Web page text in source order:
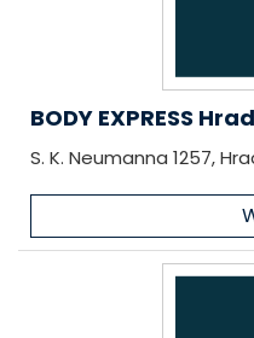
BODY EXPRESS
S. K. Neumanna 1257,